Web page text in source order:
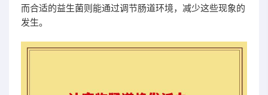
而合适的益生菌则能通过调节肠道环境，减少这些现象的
发生。